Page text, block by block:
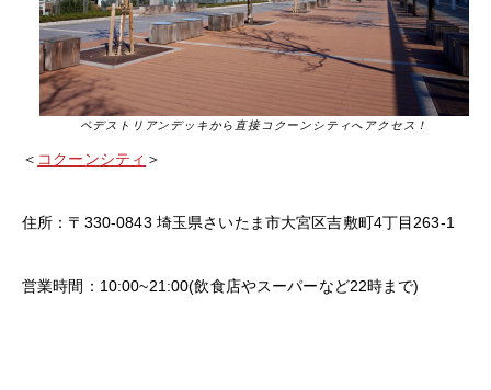
ペデストリアンデッキから直接コクーンシティへアクセス！
＜ コクーンシティ ＞
住所：〒330-0843 埼玉県さいたま市大宮区吉敷町4丁目263-1
営業時間：10:00~21:00(飲食店やスーパーなど22時まで)